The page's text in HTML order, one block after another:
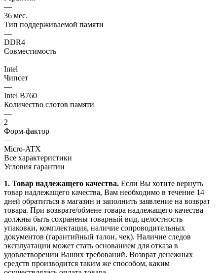
—
36 мес.
Тип поддерживаемой памяти
—
DDR4
Совместимость
—
Intel
Чипсет
—
Intel B760
Количество слотов памяти
—
2
Форм-фактор
—
Micro-ATX
Все характеристики
Условия гарантии
1. Товар надлежащего качества. Если Вы хотите вернуть
товар надлежащего качества, Вам необходимо в течение 14
дней обратиться в магазин и заполнить заявление на возврат
товара. При возврате/обмене товара надлежащего качества
должны быть сохранены товарный вид, целостность
упаковки, комплектация, наличие сопроводительных
документов (гарантийный талон, чек). Наличие следов
эксплуатации может стать основанием для отказа в
удовлетворении Ваших требований. Возврат денежных
средств производится таким же способом, каким